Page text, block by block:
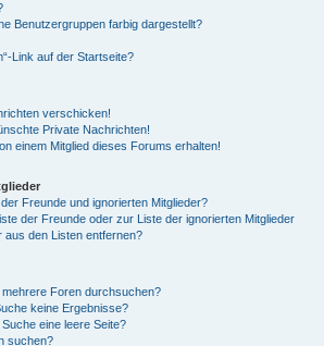
Benutzergruppen farbig dargestellt?
Link auf der Startseite?
verschicken!
Private Nachrichten!
einem Mitglied dieses Forums erhalten!
Freunde und ignorierten Mitglieder?
der Freunde oder zur Liste der ignorierten Mitglieder
aus den Listen entfernen?
Foren durchsuchen?
keine Ergebnisse?
eine leere Seite?
suchen?